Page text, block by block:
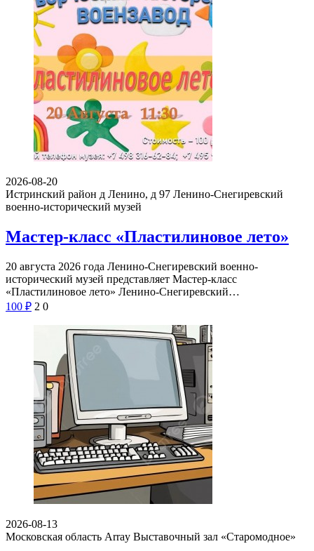
2026-08-20
Истринский район д Ленино, д 97 Ленино-Снегиревский
военно-исторический музей
Мастер-класс «Пластилиновое лето»
20 августа 2026 года Ленино-Снегиревский военно-
исторический музей представляет Мастер-класс
«Пластилиновое лето» Ленино-Снегиревский…
100 ₽ 2 0
2026-08-13
Московская область Array Выставочный зал «Старомодное»